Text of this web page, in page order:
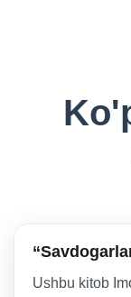
Ushbu kitob